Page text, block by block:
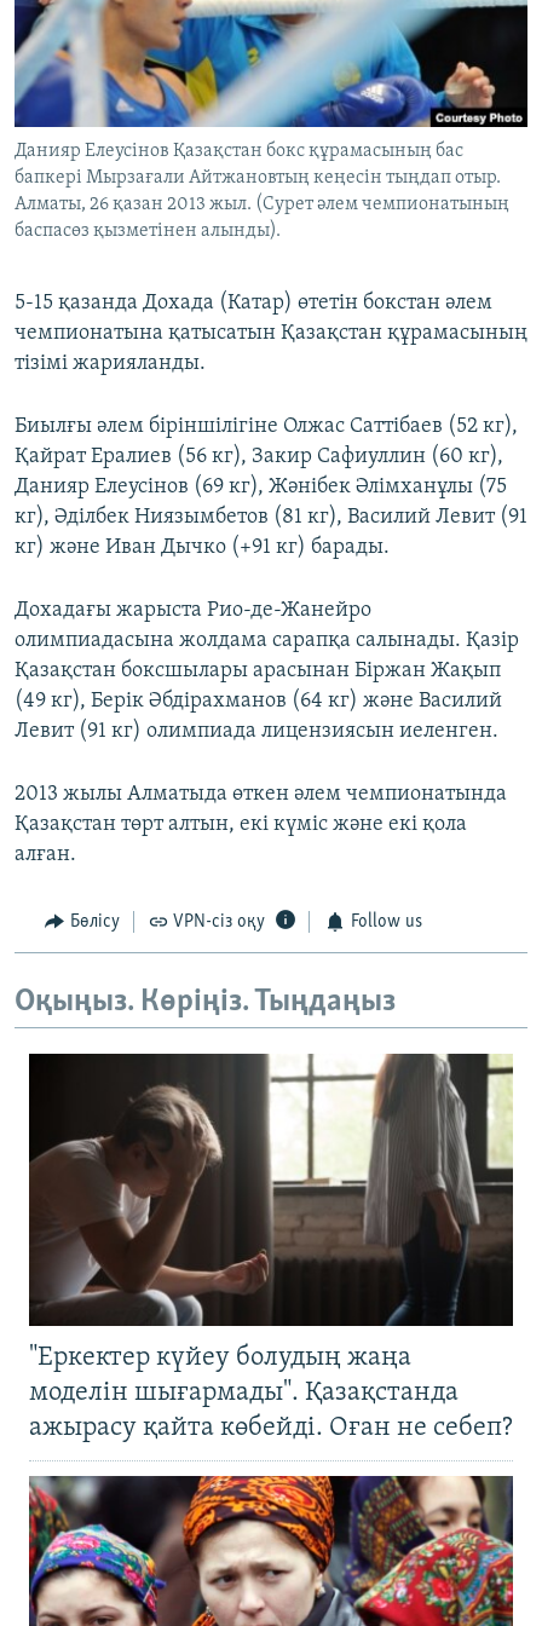
ЖАЗЫЛЫҢЫЗ
Басқа тілдерде
Данияр Елеусінов Қазақстан бокс құрамасының бас
бапкері Мырзағали Айтжановтың кеңесін тыңдап отыр.
Алматы, 26 қазан 2013 жыл. (Сурет әлем чемпионатының
баспасөз қызметінен алынды).
5-15 қазанда Дохада (Катар) өтетін бокстан әлем
чемпионатына қатысатын Қазақстан құрамасының
тізімі жарияланды.
Биылғы әлем біріншілігіне Олжас Саттібаев (52 кг),
Қайрат Ералиев (56 кг), Закир Сафиуллин (60 кг),
Данияр Елеусінов (69 кг), Жәнібек Әлімханұлы (75
кг), Әділбек Ниязымбетов (81 кг), Василий Левит (91
кг) және Иван Дычко (+91 кг) барады.
Дохадағы жарыста Рио-де-Жанейро
олимпиадасына жолдама сарапқа салынады. Қазір
Қазақстан боксшылары арасынан Біржан Жақып
(49 кг), Берік Әбдірахманов (64 кг) және Василий
Левит (91 кг) олимпиада лицензиясын иеленген.
2013 жылы Алматыда өткен әлем чемпионатында
Қазақстан төрт алтын, екі күміс және екі қола
алған.
Бөлісу VPN-сіз оқу Follow us
Оқыңыз. Көріңіз. Тыңдаңыз
"Еркектер күйеу болудың жаңа
моделін шығармады". Қазақстанда
ажырасу қайта көбейді. Оған не себеп?